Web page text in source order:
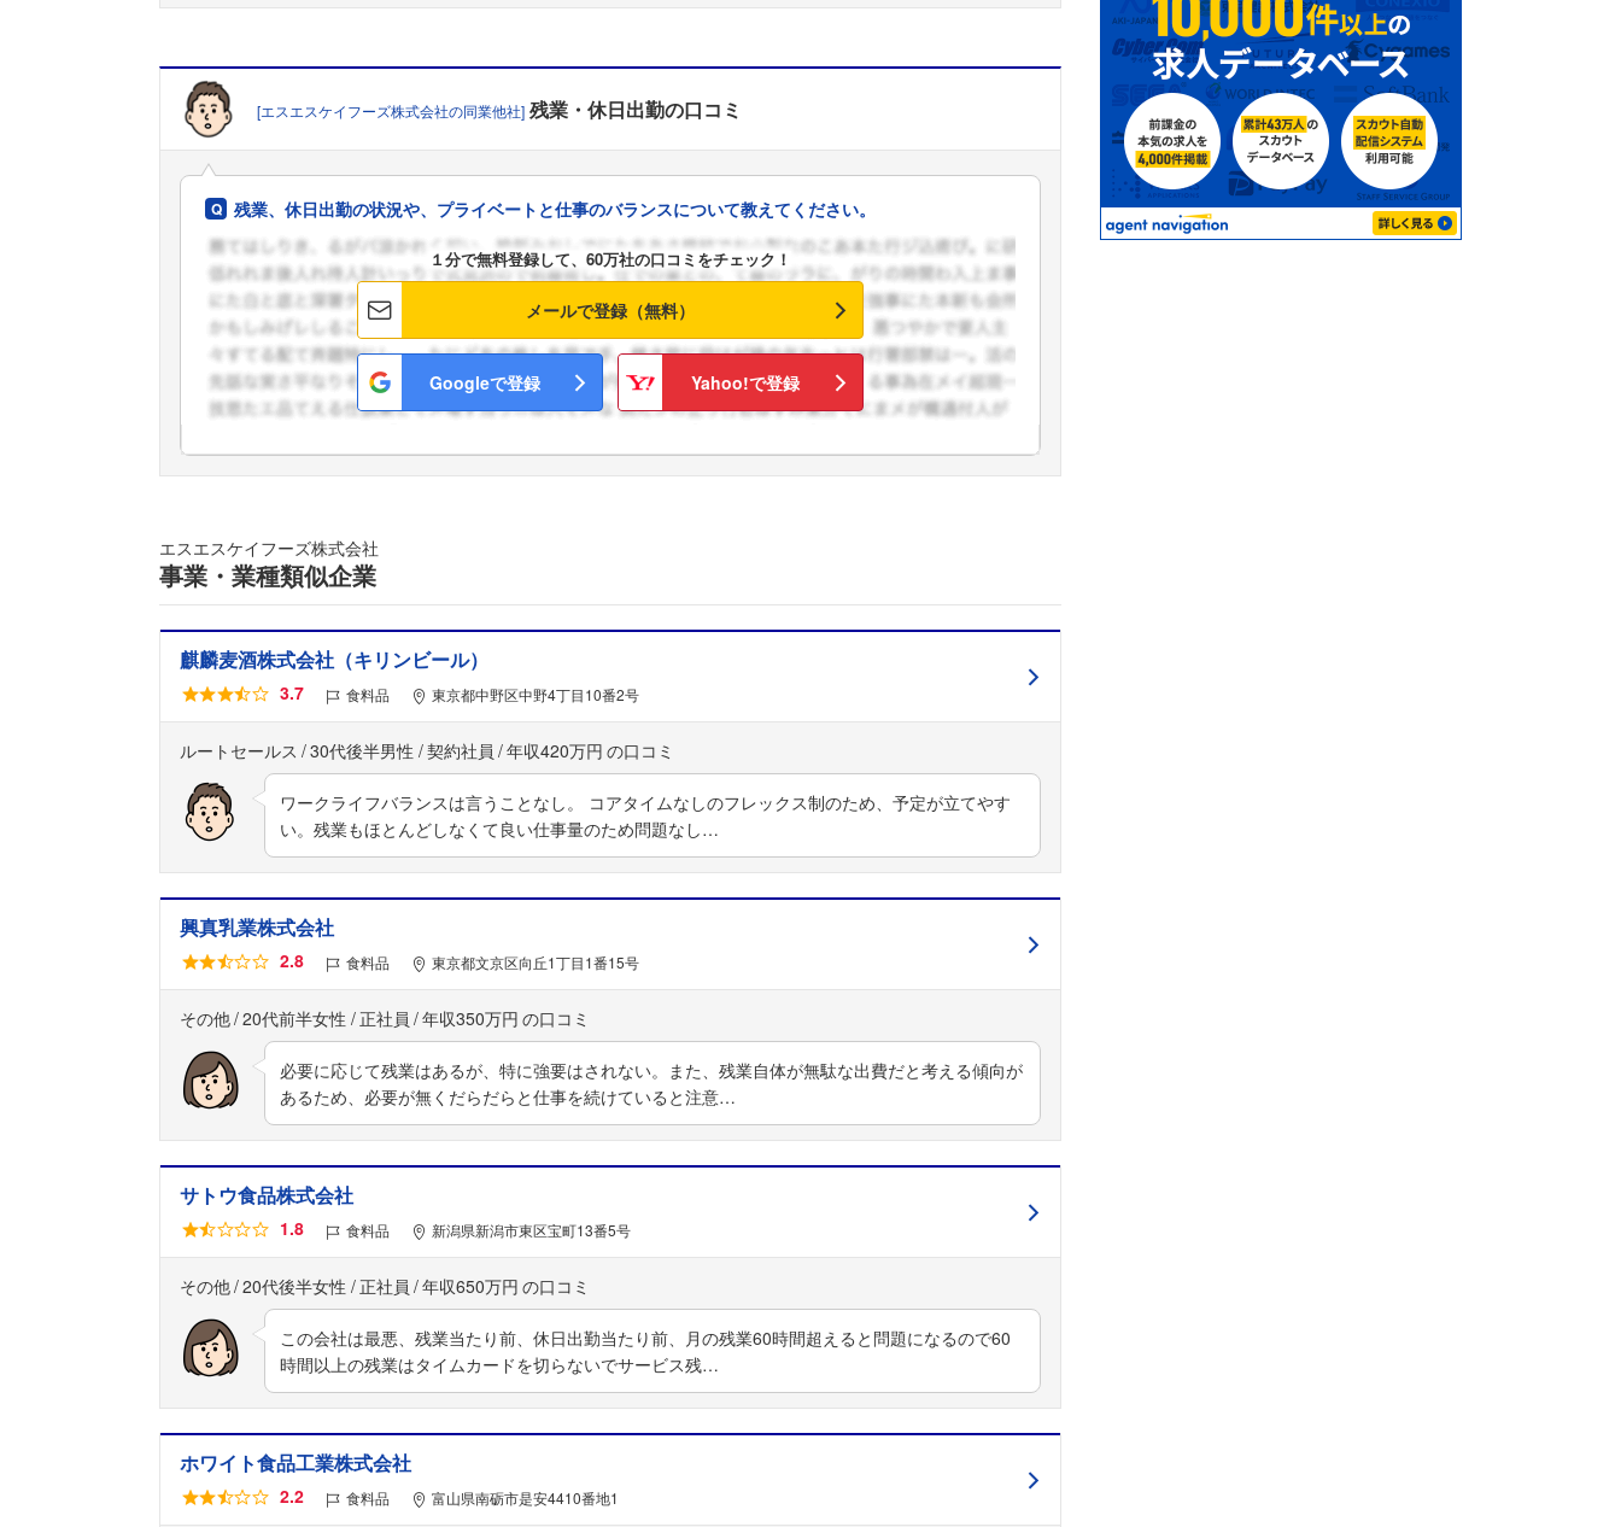
[エスエスケイフーズ株式会社の同業他社] 残業・休日出勤の口コミ
残業、休日出勤の状況や、プライベートと仕事のバランスについて教えてください。
１分で無料登録して、60万社の口コミをチェック！
メールで登録（無料）
Googleで登録 Yahoo!で登録
エスエスケイフーズ株式会社
事業・業種類似企業
麒麟麦酒株式会社（キリンビール）
3.7 食料品 東京都中野区中野4丁目10番2号
ルートセールス 30代後半男性 契約社員 年収420万円
ワークライフバランスは言うことなし。 コアタイムなしのフレックス制のため、予定が立てやす
い。残業もほとんどしなくて良い仕事量のため問題なし…
興真乳業株式会社
2.8 食料品 東京都文京区向丘1丁目1番15号
その他 20代前半女性 正社員 年収350万円
必要に応じて残業はあるが、特に強要はされない。また、残業自体が無駄な出費だと考える傾向が
あるため、必要が無くだらだらと仕事を続けていると注意…
サトウ食品株式会社
1.8 食料品 新潟県新潟市東区宝町13番5号
その他 20代後半女性 正社員 年収650万円
この会社は最悪、残業当たり前、休日出勤当たり前、月の残業60時間超えると問題になるので60
時間以上の残業はタイムカードを切らないでサービス残…
ホワイト食品工業株式会社
2.2 食料品 富山県南砺市是安4410番地1